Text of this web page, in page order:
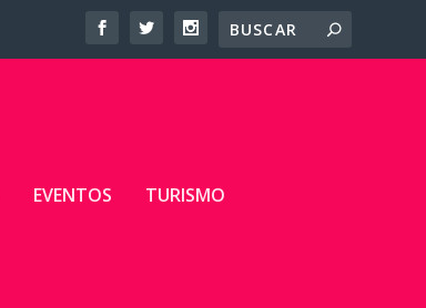
EVENTOS TURISMO